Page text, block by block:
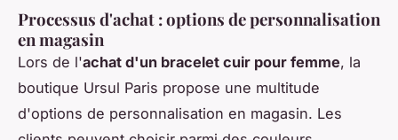
Processus d'achat : options de personnalisation
en magasin
Lors de l'achat d'un bracelet cuir pour femme, la
boutique Ursul Paris propose une multitude
d'options de personnalisation en magasin. Les